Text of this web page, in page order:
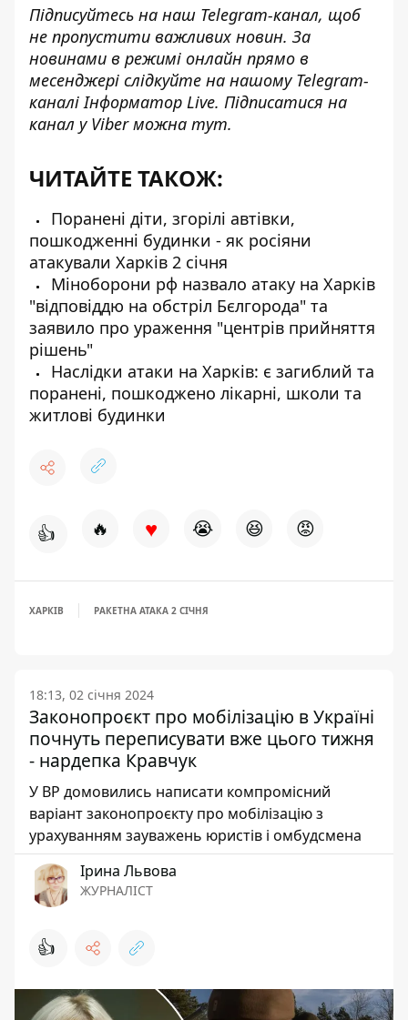
Підписуйтесь на наш Telegram-канал, щоб
не пропустити важливих новин. За
новинами в режимі онлайн прямо в
месенджері слідкуйте на нашому Telegram-
каналіІнформатор Live. Підписатися на
канал у Viber можна тут.
ЧИТАЙТЕ ТАКОЖ:
Поранені діти, згорілі автівки,
пошкодженні будинки - як росіяни
атакували Харків 2 січня
Міноборони рф назвало атаку на Харків
"відповіддю на обстріл Бєлгорода" та
заявило про ураження "центрів прийняття
рішень"
Наслідки атаки на Харків: є загиблий та
поранені, пошкоджено лікарні, школи та
житлові будинки
👍 🔥 ♥ 😭 😆 😡
ХАРКІВ РАКЕТНА АТАКА 2 СІЧНЯ
18:13, 02 січня 2024
Законопроєкт про мобілізацію в Україні
почнуть переписувати вже цього тижня
- нардепка Кравчук
У ВР домовились написати компромісний
варіант законопроєкту про мобілізацію з
урахуванням зауважень юристів і омбудсмена
Ірина Львова
ЖУРНАЛІСТ
👍